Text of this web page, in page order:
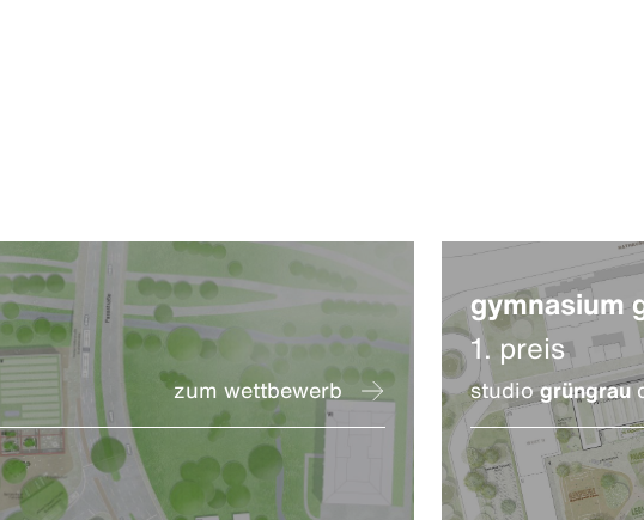
zum wettbewerb
gymnasium
1. preis
studiogrüngrau